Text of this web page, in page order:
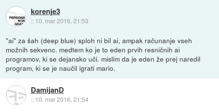
korenje3
:: 10. mar 2016, 21:53
"ai" za šah (deep blue) sploh ni bil ai, ampak računanje vseh
možnih sekvenc. medtem ko je to eden prvih resničnih ai
programov, ki se dejansko uči. mislim da je eden že prej naredil
program, ki se je naučil igrati mario.
DamijanD
:: 10. mar 2016, 21:54